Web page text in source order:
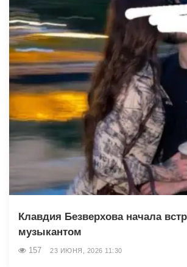
Клавдия Безверхова начала
музыкантом
157 23 ИЮНЯ, 2026 11:30